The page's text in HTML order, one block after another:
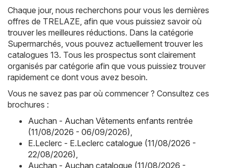
Chaque jour, nous recherchons pour vous les dernières
offres de TRELAZE, afin que vous puissiez savoir où
trouver les meilleures réductions. Dans la catégorie
Supermarchés, vous pouvez actuellement trouver les
catalogues 13. Tous les prospectus sont clairement
organisés par catégorie afin que vous puissiez trouver
rapidement ce dont vous avez besoin.
Vous ne savez pas par où commencer ? Consultez ces
brochures :
Auchan - Auchan Vêtements enfants rentrée
(11/08/2026 - 06/09/2026),
E.Leclerc - E.Leclerc catalogue (11/08/2026 -
22/08/2026),
Auchan - Auchan catalogue (11/08/2026 -